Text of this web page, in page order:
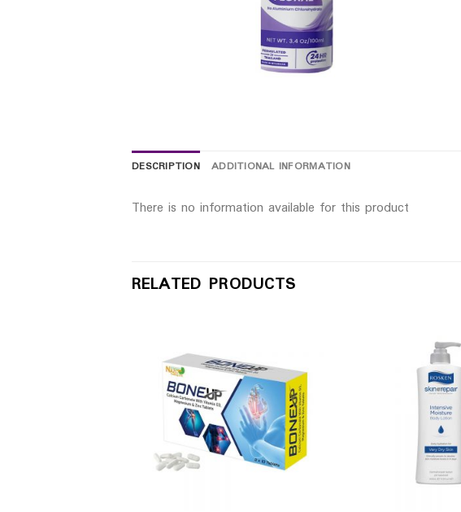
DESCRIPTION ADDITIONAL INFORMATION
There is no information available for this product
RELATED PRODUCTS